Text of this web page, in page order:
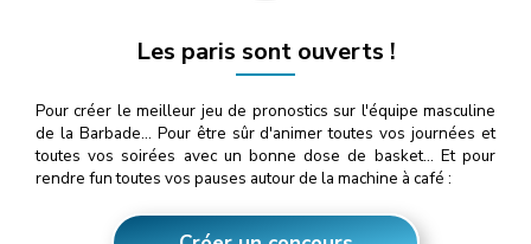
Les paris sont ouverts !
Pour créer le meilleur jeu de pronostics sur l'équipe masculine
de la Barbade… Pour être sûr d'animer toutes vos journées et
toutes vos soirées avec un bonne dose de basket… Et pour
rendre fun toutes vos pauses autour de la machine à café :